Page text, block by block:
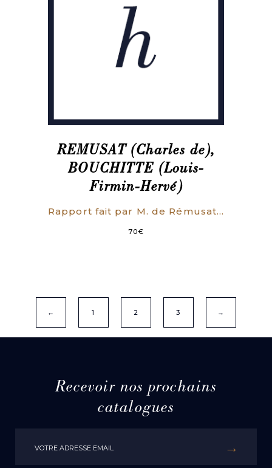
REMUSAT (Charles de),
BOUCHITTE (Louis-
Firmin-Hervé)
Rapport fait par M. de Rémusat au nom de la section de philosophie, sur le mémoire intitulé : ‘De la notion de Dieu dans ses rapports avec l’imagination et la sensibilité’ par M. Bouchitté lu dans les séances des 2, 16, 23 juillet et 6 août 1842. [Suivi de] Mémoire sur la Notion de dieu dans ses rapports avec l’imagination et la sensibilité.
70€
← 1 2 3 →
Recevoir nos prochains
catalogues